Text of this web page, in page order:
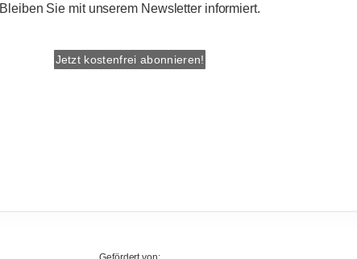
Bleiben Sie mit unserem Newsletter informiert.
Jetzt kostenfrei abonnieren!